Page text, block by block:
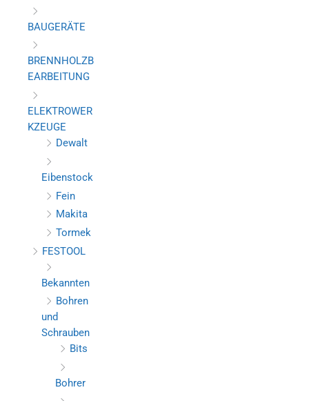
BAUGERÄTE
BRENNHOLZB
EARBEITUNG
ELEKTROWER
KZEUGE
Dewalt
Eibenstock
Fein
Makita
Tormek
FESTOOL
Bekannten
Bohren
und
Schrauben
Bits
Bohrer